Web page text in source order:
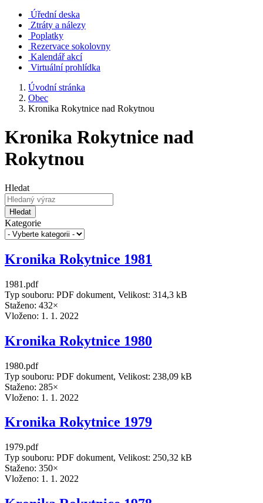
Úřední deska
Ztráty a nálezy
Poplatky
Rezervace sokolovny
Kalendář akcí
Virtuální prohlídka
Úvodní stránka
Obec
Kronika Rokytnice nad Rokytnou
Kronika Rokytnice nad
Rokytnou
Hledat
Hledat
Kategorie
Kronika Rokytnice 1981
1981.pdf
Typ souboru: PDF dokument, Velikost: 314,3 kB
Staženo: 432×
Vloženo: 1. 1. 2022
Kronika Rokytnice 1980
1980.pdf
Typ souboru: PDF dokument, Velikost: 238,09 kB
Staženo: 285×
Vloženo: 1. 1. 2022
Kronika Rokytnice 1979
1979.pdf
Typ souboru: PDF dokument, Velikost: 250,32 kB
Staženo: 350×
Vloženo: 1. 1. 2022